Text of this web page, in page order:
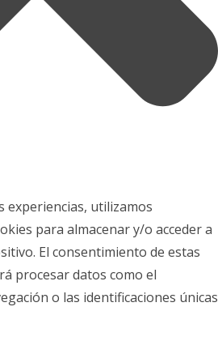
experiencias, utilizamos
para almacenar y/o acceder a
El consentimiento de estas
procesar datos como el
o las identificaciones únicas